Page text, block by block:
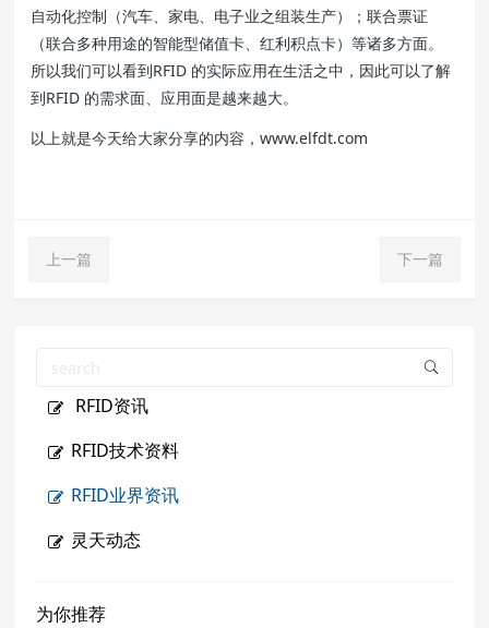
自动化控制（汽车、家电、电子业之组装生产）；联合票证
（联合多种用途的智能型储值卡、红利积点卡）等诸多方面。
所以我们可以看到RFID 的实际应用在生活之中，因此可以了解
到RFID 的需求面、应用面是越来越大。
以上就是今天给大家分享的内容，www.elfdt.com
上一篇 下一篇
RFID资讯
RFID技术资料
RFID业界资讯
灵天动态
为你推荐